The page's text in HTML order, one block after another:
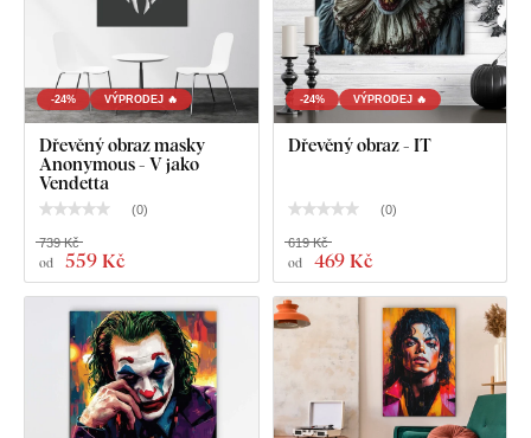
Co najdete v balení?
Dřevěný obraz na zeď - Joker
-24% VÝPRODEJ 🔥
Dřevěný obraz masky
Anonymous - V jako
Vendetta
(0)
od 559 Kč
739 Kč
-24% VÝPRODEJ 🔥
Dřevěný obraz - IT
(0)
od 469 Kč
619 Kč